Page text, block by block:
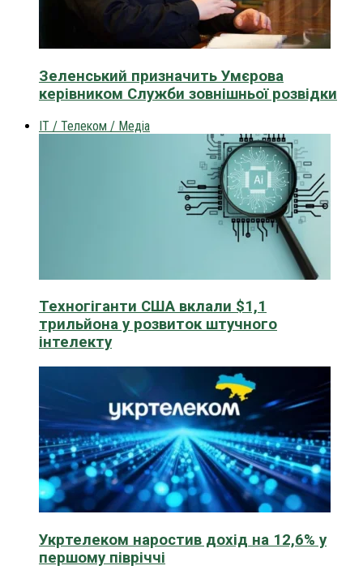
Зеленський призначить Умєрова
керівником Служби зовнішньої розвідки
IT / Телеком / Медіа
Техногіганти США вклали $1,1
трильйона у розвиток штучного
інтелекту
Укртелеком наростив дохід на 12,6% у
першому півріччі